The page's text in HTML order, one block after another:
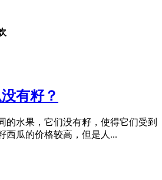
有籽？
的水果，它们没有籽，使得它们受到
西瓜的价格较高，但是人...